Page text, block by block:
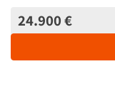
24.900 €